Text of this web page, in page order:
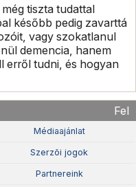
tiszta tudattal
később pedig zavarttá
vagy szokatlanul
demencia, hanem
erről tudni, és hogyan
Fel
Médiaajánlat
Szerzõi jogok
Partnereink